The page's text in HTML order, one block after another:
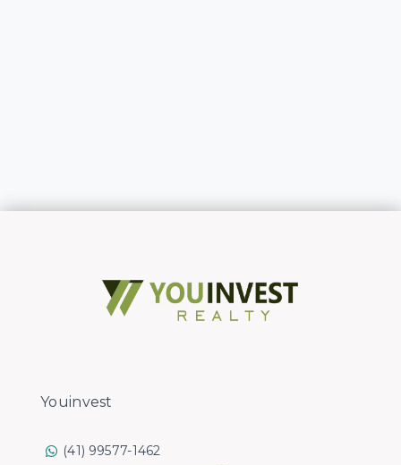
Youinvest
(41) 99577-1462